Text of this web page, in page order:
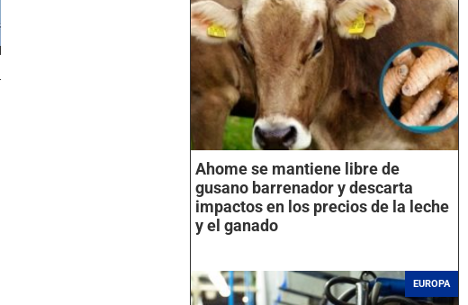
Ahome se mantiene libre de
gusano barrenador y descarta
impactos en los precios de la leche
y el ganado
EUROPA